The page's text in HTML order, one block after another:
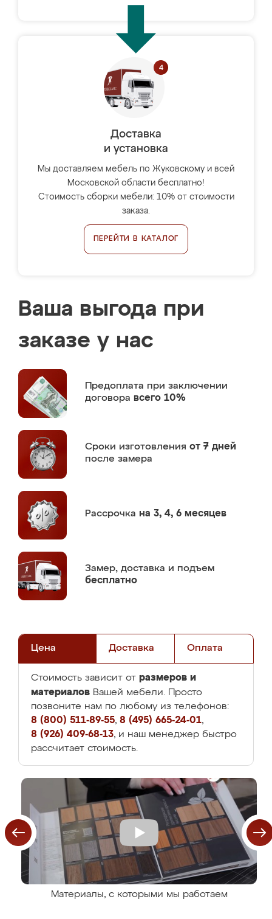
Доставка
и установка
Мы доставляем мебель по Жуковскому и всей
Московской области бесплатно!
Стоимость сборки мебели: 10% от стоимости
заказа.
ПЕРЕЙТИ В КАТАЛОГ
Ваша выгода при
заказе у нас
Предоплата при заключении
договора всего 10%
Сроки изготовления от 7 дней
после замера
Рассрочка на 3, 4, 6 месяцев
Замер, доставка и подъем
бесплатно
Цена Доставка Оплата
Стоимость зависит от размеров и
материалов Вашей мебели. Просто
позвоните нам по любому из телефонов:
8 (800) 511-89-55, 8 (495) 665-24-01,
8 (926) 409-68-13, и наш менеджер быстро
рассчитает стоимость.
Материалы, с которыми мы работаем